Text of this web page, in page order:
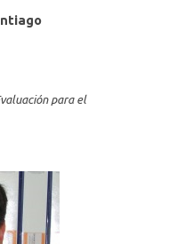
para el